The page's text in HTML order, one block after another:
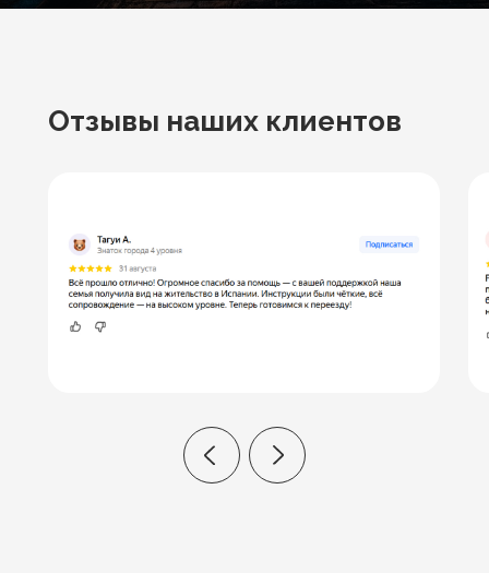
Отзывы наших клиентов